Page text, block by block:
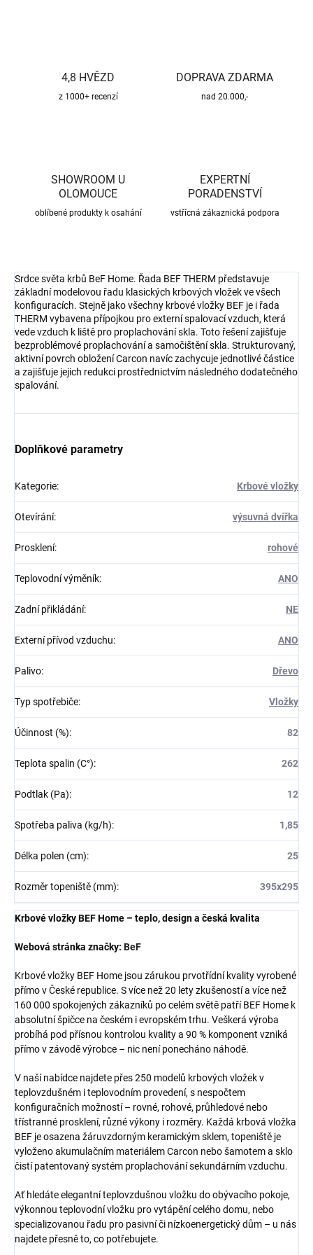
4,8 HVĚZD
z 1000+ recenzí
DOPRAVA ZDARMA
nad 20.000,-
SHOWROOM U
OLOMOUCE
oblíbené produkty k osahání
EXPERTNÍ
PORADENSTVÍ
vstřícná zákaznická podpora
Srdce světa krbů BeF Home. Řada BEF THERM představuje
základní modelovou řadu klasických krbových vložek ve všech
konfiguracích. Stejně jako všechny krbové vložky BEF je i řada
THERM vybavena přípojkou pro externí spalovací vzduch, která
vede vzduch k liště pro proplachování skla. Toto řešení zajišťuje
bezproblémové proplachování a samočištění skla. Strukturovaný,
aktivní povrch obložení Carcon navíc zachycuje jednotlivé částice
a zajišťuje jejich redukci prostřednictvím následného dodatečného
spalování.
Doplňkové parametry
Kategorie: Krbové vložky
Otevírání: výsuvná dvířka
Prosklení: rohové
Teplovodní výměník: ANO
Zadní přikládání: NE
Externí přívod vzduchu: ANO
Palivo: Dřevo
Typ spotřebiče: Vložky
Účinnost (%): 82
Teplota spalin (C°): 262
Podtlak (Pa): 12
Spotřeba paliva (kg/h): 1,85
Délka polen (cm): 25
Rozměr topeniště (mm): 395x295
Krbové vložky BEF Home – teplo, design a česká kvalita
Webová stránka značky: BeF
Krbové vložky BEF Home jsou zárukou prvotřídní kvality vyrobené
přímo v České republice. S více než 20 lety zkušeností a více než
160 000 spokojených zákazníků po celém světě patří BEF Home k
absolutní špičce na českém i evropském trhu. Veškerá výroba
probíhá pod přísnou kontrolou kvality a 90 % komponent vzniká
přímo v závodě výrobce – nic není ponecháno náhodě.
V naší nabídce najdete přes 250 modelů krbových vložek v
teplovzdušném i teplovodním provedení, s nespočtem
konfiguračních možností – rovné, rohové, průhledové nebo
třístranné prosklení, různé výkony i rozměry. Každá krbová vložka
BEF je osazena žáruvzdorným keramickým sklem, topeniště je
vyloženo akumulačním materiálem Carcon nebo šamotem a sklo
čistí patentovaný systém proplachování sekundárním vzduchu.
Ať hledáte elegantní teplovzdušnou vložku do obývacího pokoje,
výkonnou teplovodní vložku pro vytápění celého domu, nebo
specializovanou řadu pro pasivní či nízkoenergetický dům – u nás
najdete přesně to, co potřebujete.